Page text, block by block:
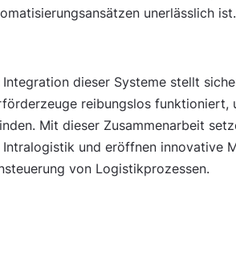
unerlässlich
Integration dieser Systeme stellt
reibungslos
Mit dieser Zusammenarbeit
Intralogistik und eröffnen innovative
von Logistikprozessen.